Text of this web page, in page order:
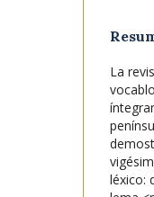
La
léxico: